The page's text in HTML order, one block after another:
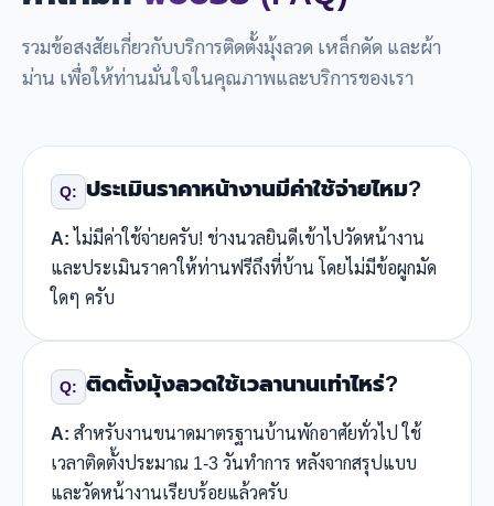
รวมข้อสงสัยเกี่ยวกับบริการติดตั้งมุ้งลวด เหล็กดัด และผ้า
ม่าน เพื่อให้ท่านมั่นใจในคุณภาพและบริการของเรา
Q: ประเมินราคาหน้างานมีค่าใช้จ่ายไหม?
A:ไม่มีค่าใช้จ่ายครับ! ช่างนวลยินดีเข้าไปวัดหน้างาน
และประเมินราคาให้ท่านฟรีถึงที่บ้าน โดยไม่มีข้อผูกมัด
ใดๆ ครับ
Q: ติดตั้งมุ้งลวดใช้เวลานานเท่าไหร่?
A: สำหรับงานขนาดมาตรฐานบ้านพักอาศัยทั่วไป ใช้
เวลาติดตั้งประมาณ 1-3 วันทำการ หลังจากสรุปแบบ
และวัดหน้างานเรียบร้อยแล้วครับ